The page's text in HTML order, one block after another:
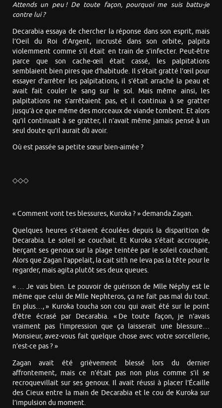
Attends un peu ! De toute façon, pourquoi me suis battu-je
contre lui ?
Decarabia essaya de chercher la réponse dans son esprit, mais
l’Oeil du Roi d’Argent, incrusté dans son orbite, palpita
violemment comme s’il était en train de s’infecter. Peut-être
parce que son cache-œil était cassé, les palpitations
semblaient bien pires que d’habitude. Il s’était gratté l’œil pour
essayer d’arrêter les palpitations, il s’était arraché la peau et
avait fait couler le sang sur le sol. Mais même ainsi, les
palpitations ne s’arrêtaient pas, et il continua à se gratter
jusqu’à ce que même des morceaux de viande tombent. Et alors
qu’il continuait à se gratter, il n’avait même jamais pensé à un
seul doute qu’il aurait dû avoir.
Où est passée sa petite sœur bien-aimée ?
◇◇◇
« Comment vont tes blessures, Kuroka ? » demanda Zagan.
Quelques heures s’étaient écoulées depuis la disparition de
Decarabia. Le soleil se couchait. Et Kuroka s’était accroupie,
berçant ses genoux sur la plage teintée par le soleil couchant.
Alors que Zagan l’appelait, la cait sith ne leva pas la tête pour le
regarder, mais agita plutôt ses deux queues.
« … Je vais bien. Le pouvoir de guérison de Mlle Néphy est le
même que celui de Mlle Nephteros, ça ne fait pas mal du tout.
En plus…, » Kuroka toucha son cou qui avait été sur le point
d’être écrasé par Decarabia. « De toute façon, je n’avais
vraiment pas l’impression que ça laisserait une blessure…
Monsieur, avez-vous fait quelque chose avec votre sorcellerie,
n’est-ce pas ? »
Zagan avait été grièvement blessé lors du dernier
affrontement, mais ce n’était pas non plus comme s’il se
recroquevillait sur ses genoux. Il avait réussi à placer l’Écaille
des Cieux entre la main de Decarabia et le cou de Kuroka sur
l’impulsion du moment.